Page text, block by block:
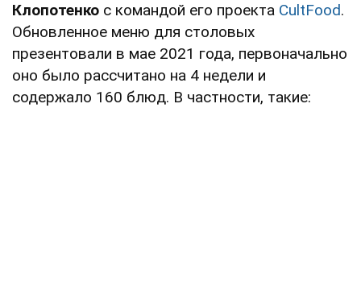
Клопотенко с командой его проекта CultFood.
Обновленное меню для столовых
презентовали в мае 2021 года, первоначально
оно было рассчитано на 4 недели и
содержало 160 блюд. В частности, такие: